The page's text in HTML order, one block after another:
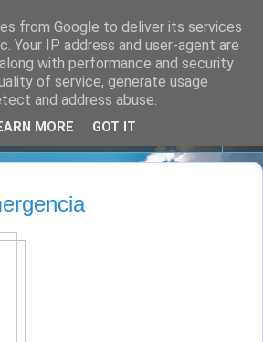
from Google to deliver its services
Your IP address and user-agent are
with performance and security
of service, generate usage
and address abuse.
MORE GOT IT